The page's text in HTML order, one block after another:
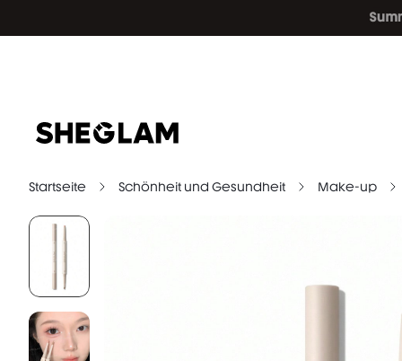
Startseite Schönheit und Gesundheit Make-up